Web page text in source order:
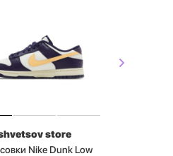
store
Nike Dunk Low